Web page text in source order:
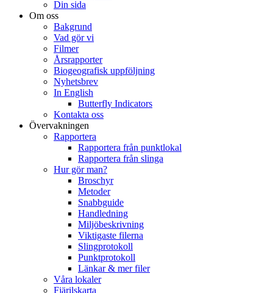
Din sida
Om oss
Bakgrund
Vad gör vi
Filmer
Årsrapporter
Biogeografisk uppföljning
Nyhetsbrev
In English
Butterfly Indicators
Kontakta oss
Övervakningen
Rapportera
Rapportera från punktlokal
Rapportera från slinga
Hur gör man?
Broschyr
Metoder
Snabbguide
Handledning
Miljöbeskrivning
Viktigaste filerna
Slingprotokoll
Punktprotokoll
Länkar & mer filer
Våra lokaler
Fjärilskarta